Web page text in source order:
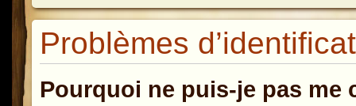
Problèmes
Pourquoi ne puis-je pas me